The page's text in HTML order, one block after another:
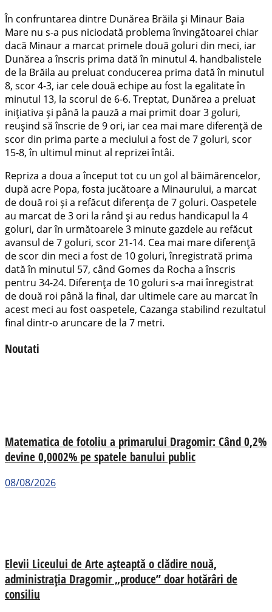
În confruntarea dintre Dunărea Brăila și Minaur Baia
Mare nu s-a pus niciodată problema învingătoarei chiar
dacă Minaur a marcat primele două goluri din meci, iar
Dunărea a înscris prima dată în minutul 4. handbalistele
de la Brăila au preluat conducerea prima dată în minutul
8, scor 4-3, iar cele două echipe au fost la egalitate în
minutul 13, la scorul de 6-6. Treptat, Dunărea a preluat
inițiativa și până la pauză a mai primit doar 3 goluri,
reușind să înscrie de 9 ori, iar cea mai mare diferență de
scor din prima parte a meciului a fost de 7 goluri, scor
15-8, în ultimul minut al reprizei întâi.
Repriza a doua a început tot cu un gol al băimărencelor,
după acre Popa, fosta jucătoare a Minaurului, a marcat
de două roi și a refăcut diferența de 7 goluri. Oaspetele
au marcat de 3 ori la rând și au redus handicapul la 4
goluri, dar în următoarele 3 minute gazdele au refăcut
avansul de 7 goluri, scor 21-14. Cea mai mare diferență
de scor din meci a fost de 10 goluri, înregistrată prima
dată în minutul 57, când Gomes da Rocha a înscris
pentru 34-24. Diferența de 10 goluri s-a mai înregistrat
de două roi până la final, dar ultimele care au marcat în
acest meci au fost oaspetele, Cazanga stabilind rezultatul
final dintr-o aruncare de la 7 metri.
Noutati
Matematica de fotoliu a primarului Dragomir: Când 0,2%
devine 0,0002% pe spatele banului public
08/08/2026
Elevii Liceului de Arte așteaptă o clădire nouă,
administrația Dragomir „produce” doar hotărâri de
consiliu